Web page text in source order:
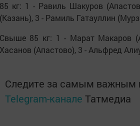
кг: 1 - Равиль Шакуров
3 - Рамиль Гатауллин
85 кг: 1 - Марат Макаров
(Апастово), 3 - Альфред
Следите за самым важным
Telegram-канале Татмедиа